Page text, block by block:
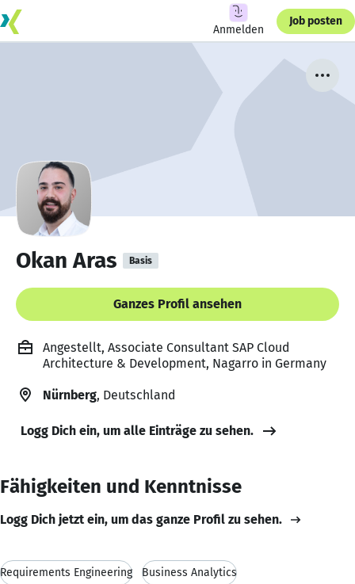
Anmelden
Job posten
Okan Aras Basis
Ganzes Profil ansehen
Angestellt, Associate Consultant SAP Cloud
Architecture & Development, Nagarro in Germany
Nürnberg, Deutschland
Logg Dich ein, um alle Einträge zu sehen.
Fähigkeiten und Kenntnisse
Logg Dich jetzt ein, um das ganze Profil zu sehen.
Requirements Engineering Business Analytics